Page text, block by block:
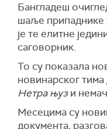
Бангладеш
шаље припаднике
је те елитне
саговорник.
То су показала
новинарског тима
Нетра њузи
Месецима су
документа,